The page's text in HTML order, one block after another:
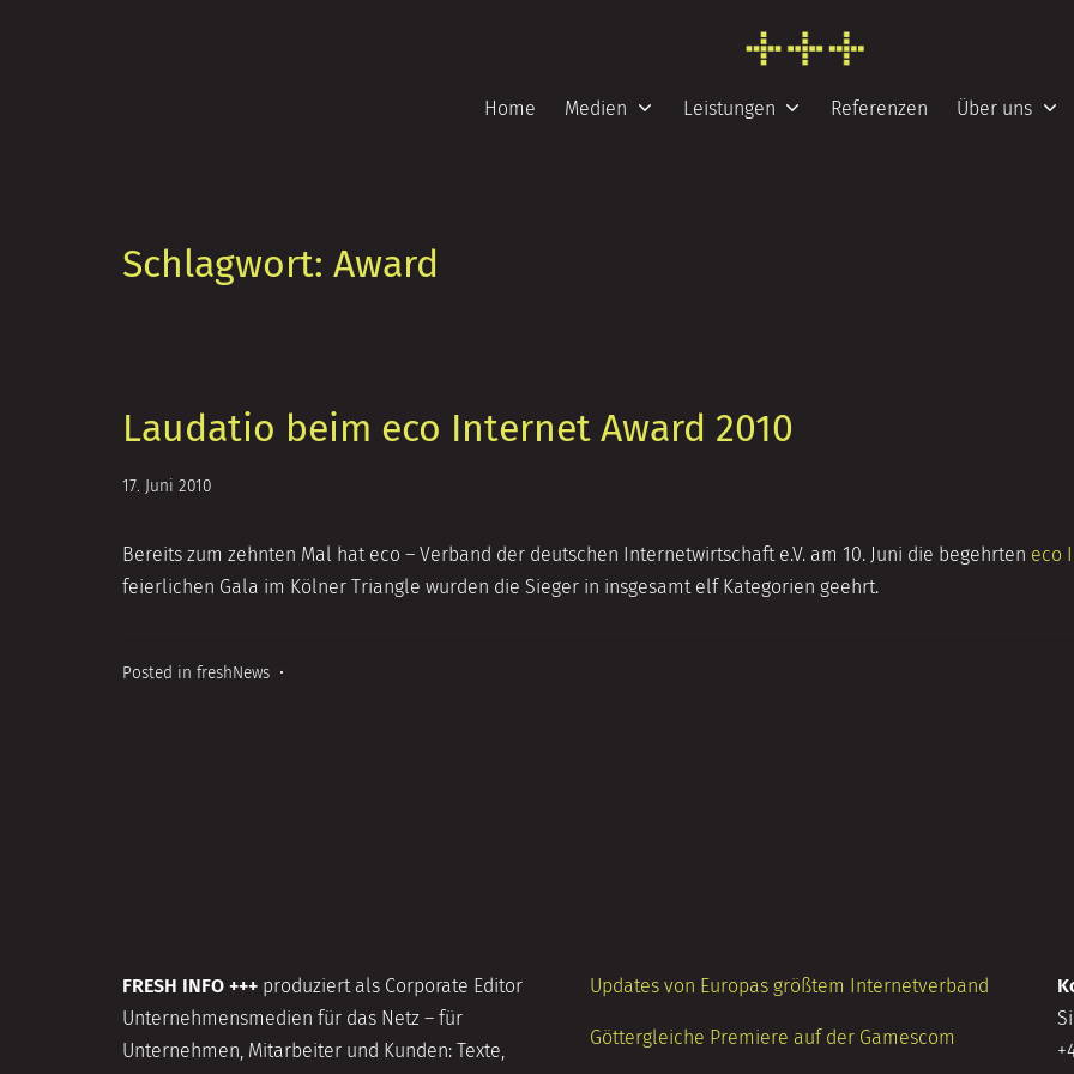
FRESH INFO +++
Home Medien Leistungen Referenzen Über uns
Schlagwort: Award
Laudatio beim eco Internet Award 2010
17. Juni 20105.
Bereits zum zehnten Mal hat eco – Verband der deutschen Internetwirtschaft e.V. am 10. Juni die begehrten eco
feierlichen Gala im Kölner Triangle wurden die Sieger in insgesamt elf Kategorien geehrt.
Posted in freshNews •
FRESH INFO +++ produziert als Corporate Editor
Unternehmensmedien für das Netz – für
Unternehmen, Mitarbeiter und Kunden: Texte,
Updates von Europas größtem Internetverband
Göttergleiche Premiere auf der Gamescom